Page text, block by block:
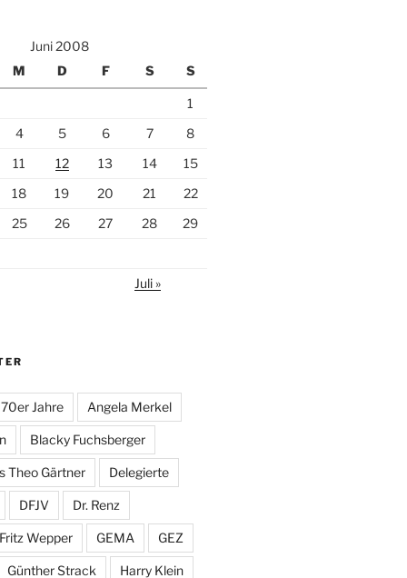
Juni 2008
M D F S S
1
4 5 6 7
8
11 12 13 14
15
18 19 20 21
22
25 26 27 28
29
Juli »
70er Jahre Angela Merkel
Blacky Fuchsberger
Theo Gärtner Delegierte
DFJV Dr. Renz
Fritz Wepper GEMA GEZ
Günther Strack Harry Klein